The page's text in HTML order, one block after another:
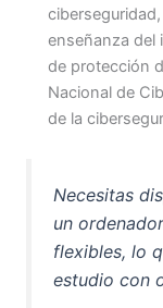
enseñanza del
de protección
Nacional de
de la
Necesitas
un
flexibles, lo
estudio con